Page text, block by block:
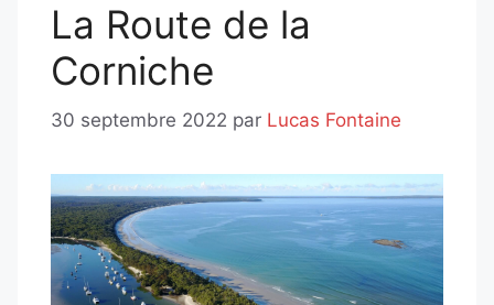
La Route de la
Corniche
30 septembre 2022 par Lucas Fontaine